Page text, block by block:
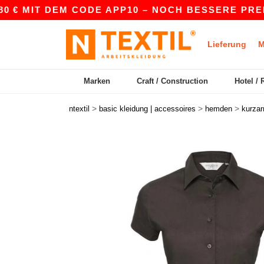
DEM CODE APP10 – NOCH BESSERE PREISE
Lieferung
Marken Craft / Construction Hotel /
ntextil > basic kleidung | accessoires > hemden >